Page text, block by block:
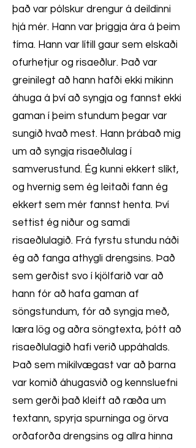
það var pólskur drengur á deildinni
hjá mér. Hann var þriggja ára á þeim
tíma. Hann var lítill gaur sem elskaði
ofurhetjur og risaeðlur. Það var
greinilegt að hann hafði ekki mikinn
áhuga á því að syngja og fannst ekki
gaman í þeim stundum þegar var
sungið hvað mest. Hann þrábað mig
um að syngja risaeðlulag í
samverustund. Ég kunni ekkert slíkt,
og hvernig sem ég leitaði fann ég
ekkert sem mér fannst henta. Því
settist ég niður og samdi
risaeðlulagið. Frá fyrstu stundu náði
ég að fanga athygli drengsins. Það
sem gerðist svo í kjölfarið var að
hann fór að hafa gaman af
söngstundum, fór að syngja með,
læra lög og aðra söngtexta, þótt að
risaeðlulagið hafi verið uppáhalds.
Það sem mikilvægast var að þarna
var komið áhugasvið og kennsluefni
sem gerði það kleift að ræða um
textann, spyrja spurninga og örva
orðaforða drengsins og allra hinna